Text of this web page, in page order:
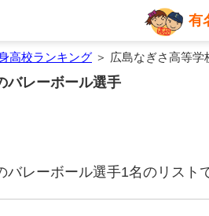
有
高校ランキング ＞ 広島なぎさ高等
バレーボール選手
レーボール選手1名のリスト